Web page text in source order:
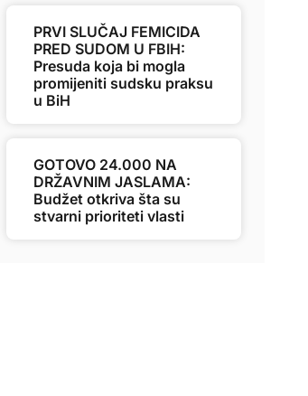
PRVI SLUČAJ FEMICIDA
PRED SUDOM U FBIH:
Presuda koja bi mogla
promijeniti sudsku praksu
u BiH
GOTOVO 24.000 NA
DRŽAVNIM JASLAMA:
Budžet otkriva šta su
stvarni prioriteti vlasti